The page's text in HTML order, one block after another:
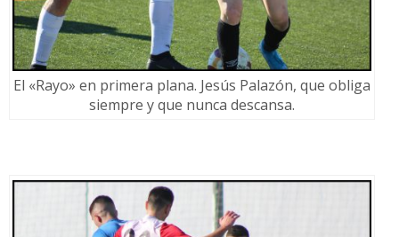
El «Rayo» en primera plana. Jesús Palazón, que obliga
siempre y que nunca descansa.